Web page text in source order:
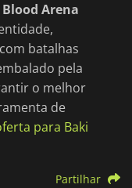
Blood Arena
batalhas
pela
o melhor
de
para Baki
Partilhar